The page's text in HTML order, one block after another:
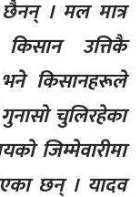
। मल मात्र
उत्तिकै
किसानहरूले
चुलिरहेका
जिम्मेवारीमा
छन् । यादव